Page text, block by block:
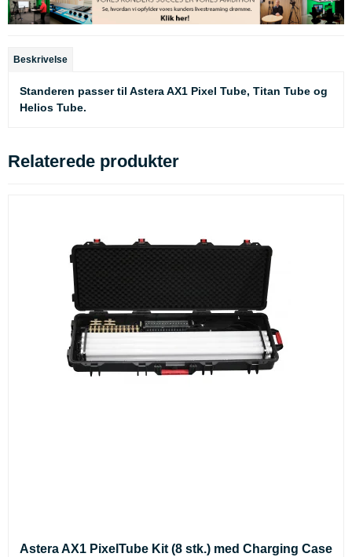
Beskrivelse
Standeren passer til Astera AX1 Pixel Tube, Titan Tube og
Helios Tube.
Relaterede produkter
Astera AX1 PixelTube Kit (8 stk.) med Charging Case